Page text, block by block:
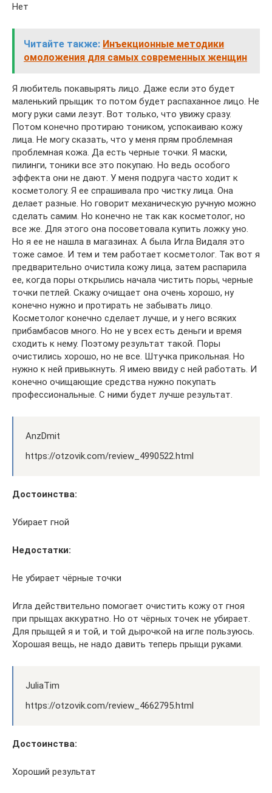
Нет
Читайте также: Инъекционные методики
омоложения для самых современных женщин
Я любитель покавырять лицо. Даже если это будет
маленький прыщик то потом будет распаханное лицо. Не
могу руки сами лезут. Вот только, что увижу сразу.
Потом конечно протираю тоником, успокаиваю кожу
лица. Не могу сказать, что у меня прям проблемная
проблемная кожа. Да есть черные точки. Я маски,
пилинги, тоники все это покупаю. Но ведь особого
эффекта они не дают. У меня подруга часто ходит к
косметологу. Я ее спрашивала про чистку лица. Она
делает разные. Но говорит механическую ручную можно
сделать самим. Но конечно не так как косметолог, но
все же. Для этого она посоветовала купить ложку уно.
Но я ее не нашла в магазинах. А была Игла Видаля это
тоже самое. И тем и тем работает косметолог. Так вот я
предварительно очистила кожу лица, затем распарила
ее, когда поры открылись начала чистить поры, черные
точки петлей. Скажу очищает она очень хорошо, ну
конечно нужно и протирать не забывать лицо.
Косметолог конечно сделает лучше, и у него всяких
прибамбасов много. Но не у всех есть деньги и время
сходить к нему. Поэтому результат такой. Поры
очистились хорошо, но не все. Штучка прикольная. Но
нужно к ней привыкнуть. Я имею ввиду с ней работать. И
конечно очищающие средства нужно покупать
профессиональные. С ними будет лучше результат.
AnzDmit
https://otzovik.com/review_4990522.html
Достоинства:
Убирает гной
Недостатки:
Не убирает чёрные точки
Игла действительно помогает очистить кожу от гноя
при прыщах аккуратно. Но от чёрных точек не убирает.
Для прыщей я и той, и той дырочкой на игле пользуюсь.
Хорошая вещь, не надо давить теперь прыщи руками.
JuliaTim
https://otzovik.com/review_4662795.html
Достоинства:
Хороший результат